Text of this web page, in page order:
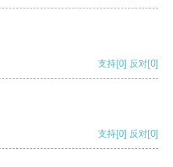
支持[0] 反对[0]
支持[0] 反对[0]